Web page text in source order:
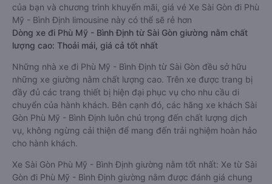
của bạn và chương trình khuyến mãi, giá vé Xe Sài Gòn đi Phù
Mỹ - Bình Định limousine này có thể sẽ rẻ hơn
Dòng xe đi Phù Mỹ - Bình Định từ Sài Gòn giường nằm chất
lượng cao: Thoải mái, giá cả tốt nhất
Những nhà xe đi Phù Mỹ - Bình Định từ Sài Gòn đều sở hữu
những xe giường nằm chất lượng cao. Trên xe được trang bị
đầy đủ các trang thiết bị hiện đại phục vụ cho nhu cầu di
chuyển của hành khách. Bên cạnh đó, các hãng xe khách Sài
Gòn Phù Mỹ - Bình Định luôn chú trọng đến chất lượng dịch
vụ, không ngừng cải thiện để mang đến trải nghiệm hoàn hảo
cho hành khách.
Xe Sài Gòn Phù Mỹ - Bình Định giường nằm tốt nhất: Xe từ Sài
Gòn đi Phù Mỹ - Bình Định giường nằm được đánh giá chung